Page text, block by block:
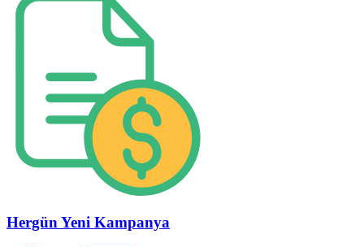
Hergün Yeni Kampanya